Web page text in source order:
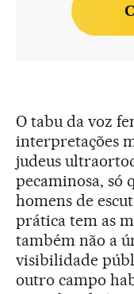
O tabu da voz
interpretações
judeus
pecaminosa, só
homens de
prática tem as
também não a
visibilidade
outro campo